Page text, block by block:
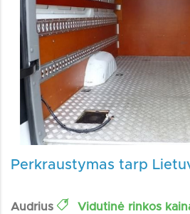
Perkraustymas tarp
Audrius Vidutinė rinkos